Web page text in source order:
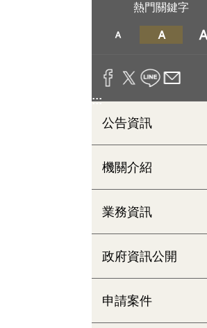
熱門關鍵字
:::
公告資訊
機關介紹
業務資訊
政府資訊公開
申請案件